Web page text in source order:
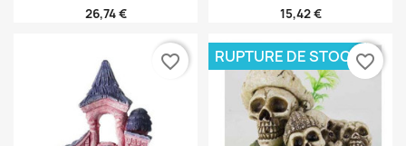
26,74 € 15,42 €
favorite_border RUPTURE DE STOCKfavorite_border